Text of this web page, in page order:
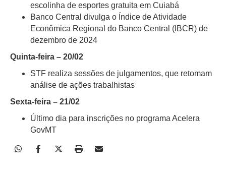
escolinha de esportes gratuita em Cuiabá
Banco Central divulga o Índice de Atividade
Econômica Regional do Banco Central (IBCR) de
dezembro de 2024
Quinta-feira – 20/02
STF realiza sessões de julgamentos, que retomam
análise de ações trabalhistas
Sexta-feira – 21/02
Último dia para inscrições no programa Acelera
GovMT